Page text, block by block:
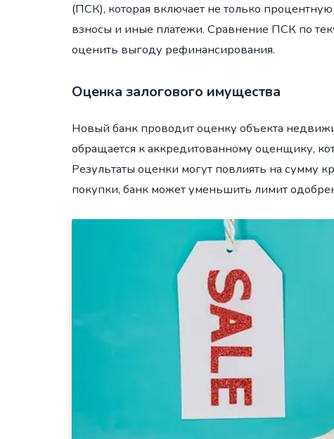
(ПСК), которая включает не только
взносы и иные платежи. Сравнение ПСК по
оценить выгоду рефинансирования.
Оценка залогового имущества
Новый банк проводит оценку объекта
обращается к аккредитованному оценщику,
Результаты оценки могут повлиять на сумму
покупки, банк может уменьшить лимит